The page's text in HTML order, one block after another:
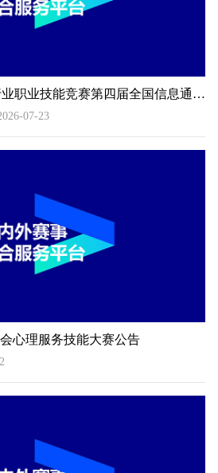
关于举办2026年全国行业职业技能竞赛第四届全国信息通信和互联网行业职业技能竞赛的通知
07-23
心理服务技能大赛公告